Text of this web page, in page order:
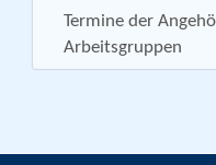
Termine der
Arbeitsgruppen